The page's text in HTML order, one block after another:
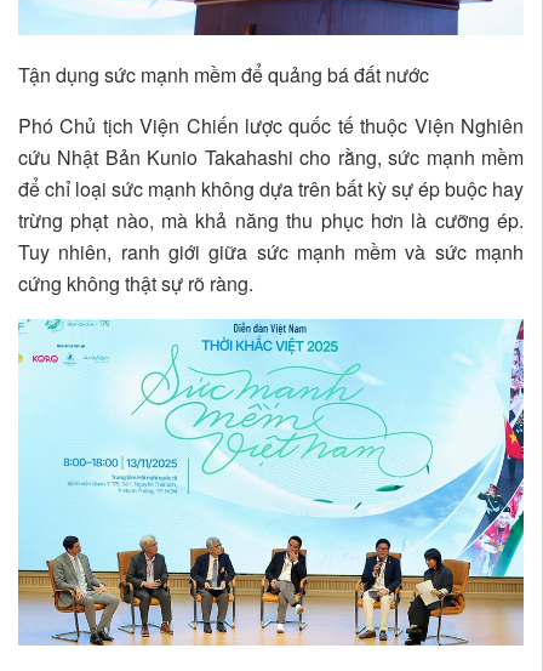
Tận dụng sức mạnh mềm để quảng bá đất nước
Phó Chủ tịch Viện Chiến lược quốc tế thuộc Viện Nghiên
cứu Nhật Bản Kunio Takahashi cho rằng, sức mạnh mềm
để chỉ loại sức mạnh không dựa trên bất kỳ sự ép buộc hay
trừng phạt nào, mà khả năng thu phục hơn là cưỡng ép.
Tuy nhiên, ranh giới giữa sức mạnh mềm và sức mạnh
cứng không thật sự rõ ràng.